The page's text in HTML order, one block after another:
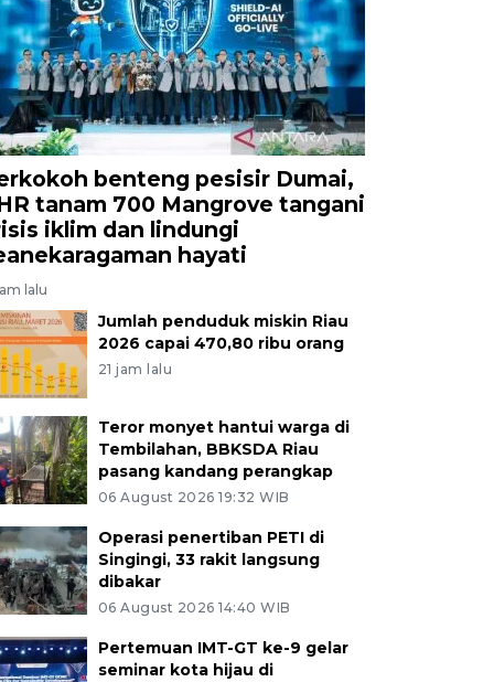
benteng pesisir Dumai,
tanam 700 Mangrove tangani
iklim dan lindungi
hayati
lalu
Jumlah penduduk miskin Riau
2026 capai 470,80 ribu orang
21 jam lalu
Teror monyet hantui warga di
Tembilahan, BBKSDA Riau
pasang kandang perangkap
06 August 2026 19:32 WIB
Operasi penertiban PETI di
Singingi, 33 rakit langsung
dibakar
06 August 2026 14:40 WIB
Pertemuan IMT-GT ke-9 gelar
seminar kota hijau di